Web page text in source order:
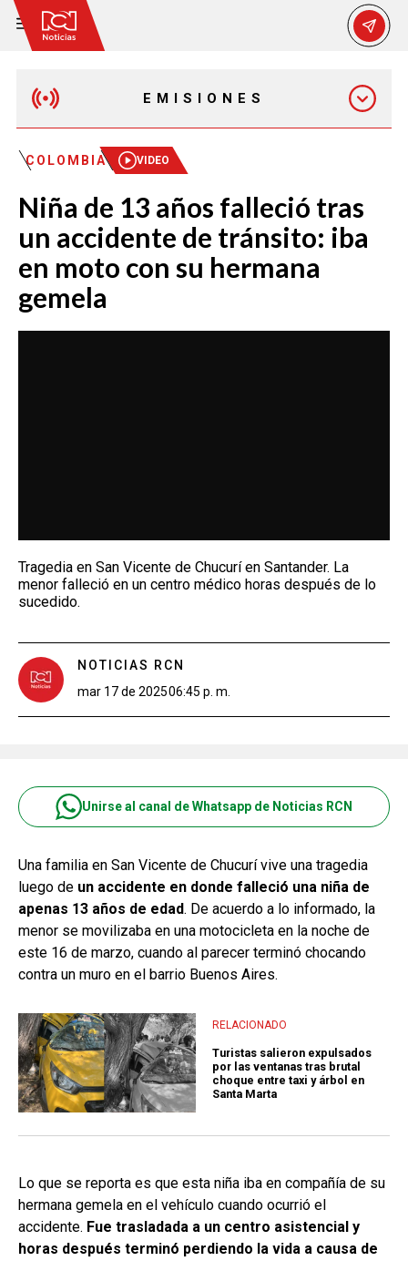
EMISIONES
EMISIÓN 12:30 PM
EMISIÓN 7:00 PM
COLOMBIA VIDEO
Niña de 13 años falleció tras
un accidente de tránsito: iba
en moto con su hermana
gemela
Tragedia en San Vicente de Chucurí en Santander. La
menor falleció en un centro médico horas después de lo
sucedido.
NOTICIAS RCN
mar 17 de 202506:45 p. m.
Unirse al canal de Whatsapp de Noticias RCN
Una familia en San Vicente de Chucurí vive una tragedia
luego de un accidente en donde falleció una niña de
apenas 13 años de edad. De acuerdo a lo informado, la
menor se movilizaba en una motocicleta en la noche de
este 16 de marzo, cuando al parecer terminó chocando
contra un muro en el barrio Buenos Aires.
RELACIONADO
Turistas salieron expulsados
por las ventanas tras brutal
choque entre taxi y árbol en
Santa Marta
Lo que se reporta es que esta niña iba en compañía de su
hermana gemela en el vehículo cuando ocurrió el
accidente. Fue trasladada a un centro asistencial y
horas después terminó perdiendo la vida a causa de